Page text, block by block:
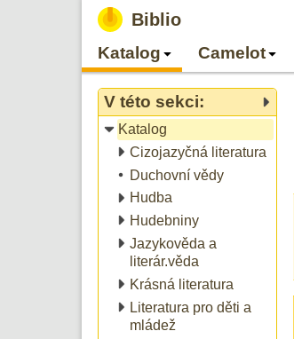
Biblio
Katalog Camelot
V této sekci:
Katalog
Cizojazyčná literatura
Duchovní vědy
Hudba
Hudebniny
Jazykověda a
literár.věda
Krásná literatura
Literatura pro děti a
mládež